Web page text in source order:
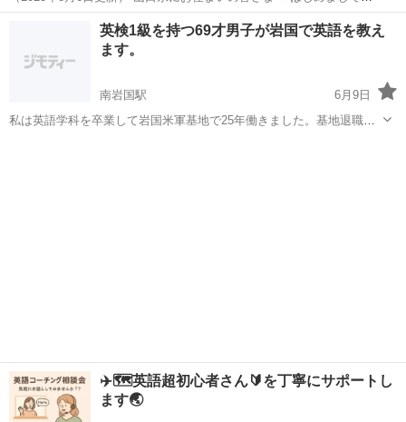
英検合格ゼミナールの鈴木と申します。 これまで多くの生徒さんを英
検合格に導いてきた、英検対策に特化したプロ家庭教師です。 ✅5級〜
準1級まで対応 ...
英語 国語
英検1級を持つ69才男子が岩国で英語を教え
ます。
南岩国駅
6月9日
私は英語学科を卒業して岩国米軍基地で25年働きました。基地退職後
✈️🗺️英語超初心者さん🔰を丁寧にサポートし
ます🌏